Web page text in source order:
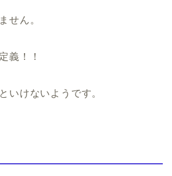
せん。
義！！
いけないようです。